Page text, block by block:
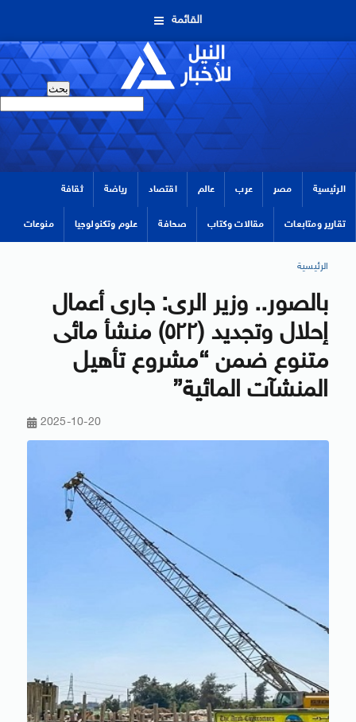
القائمة
الرئيسية مصر عرب عالم اقتصاد رياضة ثقافة
تقارير ومتابعات مقالات وكتاب صحافة علوم وتكنولوجيا منوعات
الرئيسية
بالصور.. وزير الرى: جارى أعمال
إحلال وتجديد (٥٢٢) منشأ مائى
متنوع ضمن “مشروع تأهيل
المنشآت المائية”
2025-10-20